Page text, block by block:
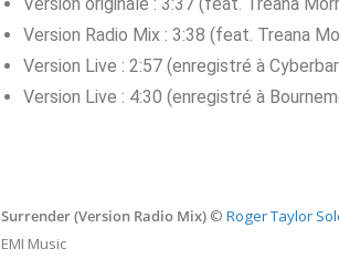
Version Radio Mix : 3:38 (feat. Treana
Version Live : 2:57 (enregistré à
Version Live : 4:30 (enregistré à
Surrender (Version Radio Mix) © Roger Taylor
EMI Music